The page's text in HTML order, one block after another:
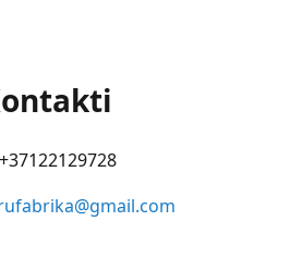
+37122129728